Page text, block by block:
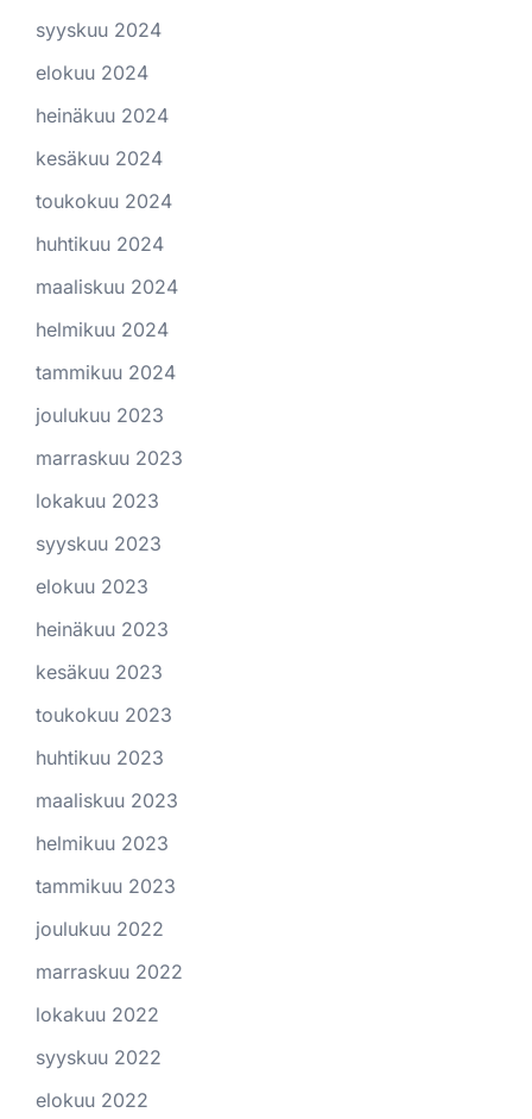
syyskuu 2024
elokuu 2024
heinäkuu 2024
kesäkuu 2024
toukokuu 2024
huhtikuu 2024
maaliskuu 2024
helmikuu 2024
tammikuu 2024
joulukuu 2023
marraskuu 2023
lokakuu 2023
syyskuu 2023
elokuu 2023
heinäkuu 2023
kesäkuu 2023
toukokuu 2023
huhtikuu 2023
maaliskuu 2023
helmikuu 2023
tammikuu 2023
joulukuu 2022
marraskuu 2022
lokakuu 2022
syyskuu 2022
elokuu 2022